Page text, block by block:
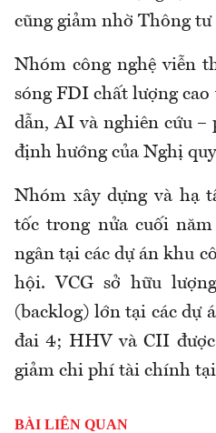
cũng giảm nhờ Thông tư
Nhóm công nghệ viễn
sóng FDI chất lượng
dẫn, AI và nghiên cứu
định hướng của Nghị
Nhóm xây dựng và hạ
tốc trong nửa cuối
ngân tại các dự án khu
hội. VCG sở hữu
(backlog) lớn tại các dự
đai 4; HHV và CII
giảm chi phí tài chính tại
BÀI LIÊN QUAN